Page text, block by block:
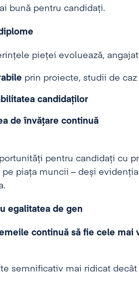
bună pentru candidați.
pieței evoluează,
prin proiecte, studii de caz
candidaților
de învățare continuă
pentru candidați cu
piața muncii – deși
egalitatea de gen
continuă să fie cele mai
semnificativ mai ridicat decât